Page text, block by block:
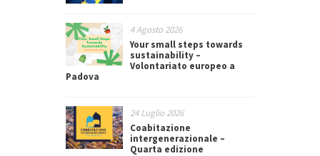
4 Agosto 2026
Your small steps towards
sustainability –
Volontariato europeo a
Padova
24 Luglio 2026
Coabitazione
intergenerazionale –
Quarta edizione